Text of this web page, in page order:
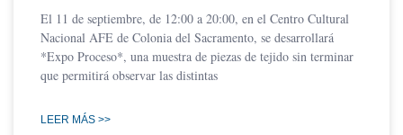
El 11 de septiembre, de 12:00 a 20:00, en el Centro Cultural
Nacional AFE de Colonia del Sacramento, se desarrollará
*Expo Proceso*, una muestra de piezas de tejido sin terminar
que permitirá observar las distintas
LEER MÁS >>